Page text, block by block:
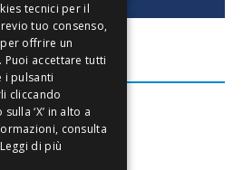
Leggi di più